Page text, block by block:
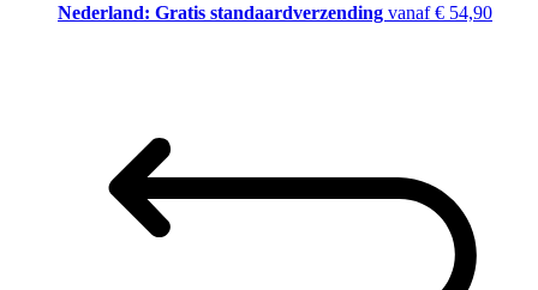
Nederland: Gratis standaardverzending vanaf € 54,90